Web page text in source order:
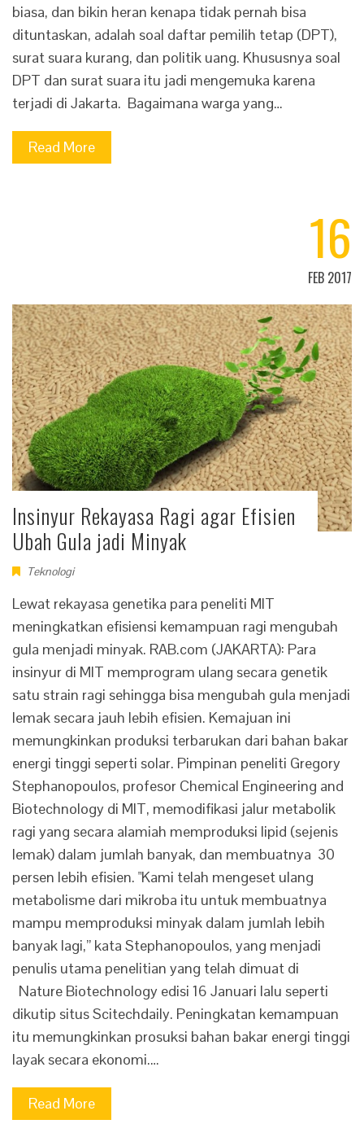
biasa, dan bikin heran kenapa tidak pernah bisa
dituntaskan, adalah soal daftar pemilih tetap (DPT),
surat suara kurang, dan politik uang. Khususnya soal
DPT dan surat suara itu jadi mengemuka karena
terjadi di Jakarta. Bagaimana warga yang…
Read More
16
FEB 2017
Insinyur Rekayasa Ragi agar Efisien
Ubah Gula jadi Minyak
Teknologi
Lewat rekayasa genetika para peneliti MIT
meningkatkan efisiensi kemampuan ragi mengubah
gula menjadi minyak. RAB.com (JAKARTA): Para
insinyur di MIT memprogram ulang secara genetik
satu strain ragi sehingga bisa mengubah gula menjadi
lemak secara jauh lebih efisien. Kemajuan ini
memungkinkan produksi terbarukan dari bahan bakar
energi tinggi seperti solar. Pimpinan peneliti Gregory
Stephanopoulos, profesor Chemical Engineering and
Biotechnology di MIT, memodifikasi jalur metabolik
ragi yang secara alamiah memproduksi lipid (sejenis
lemak) dalam jumlah banyak, dan membuatnya 30
persen lebih efisien. "Kami telah mengeset ulang
metabolisme dari mikroba itu untuk membuatnya
mampu memproduksi minyak dalam jumlah lebih
banyak lagi,” kata Stephanopoulos, yang menjadi
penulis utama penelitian yang telah dimuat di
Nature Biotechnology edisi 16 Januari lalu seperti
dikutip situs Scitechdaily. Peningkatan kemampuan
itu memungkinkan prosuksi bahan bakar energi tinggi
layak secara ekonomi.…
Read More